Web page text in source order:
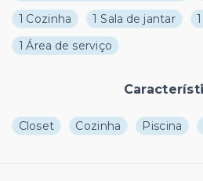
1 Cozinha
1 Sala de jantar
1 Área de serviço
Closet Cozinha Piscina